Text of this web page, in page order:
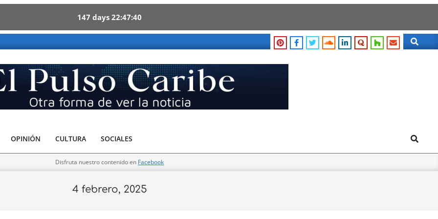
147 days 22 47 38
Search
OPINIÓN CULTURA SOCIALES Search
Disfruta nuestro contenido en Facebook
4 febrero, 2025